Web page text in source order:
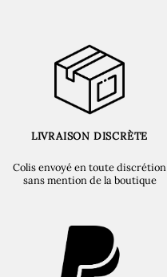
LIVRAISON DISCRÈTE
Colis envoyé en toute discrétion
sans mention de la boutique